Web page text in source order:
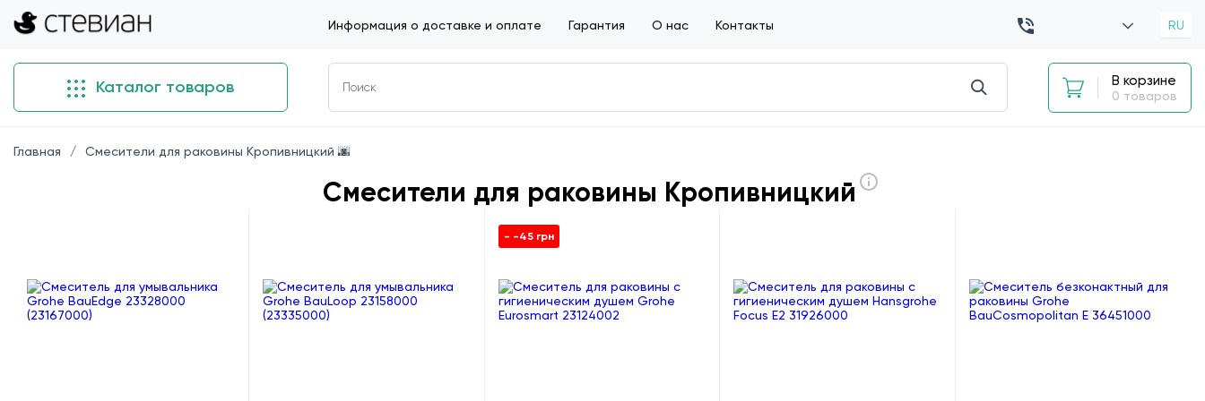
Информация о доставке и оплате Гарантия О нас Контакты RU
Каталог товаров В корзине
0 товаров
Главная Смесители для раковины Кропивницкий 🌆
Смесители для раковины Кропивницкий
- -45 грн